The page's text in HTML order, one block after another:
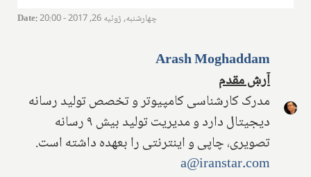
Date: چهارشنبه, ژوئیه 26, 2017 - 20:00
Arash Moghaddam
آرش مقدم
مدرک کارشناسی کامپیوتر و تخصص تولید رسانه
دیجیتال دارد و مدیریت تولید بیش ۹ رسانه
تصویری، چاپی و اینترنتی را بعهده داشته است.
a@iranstar.com